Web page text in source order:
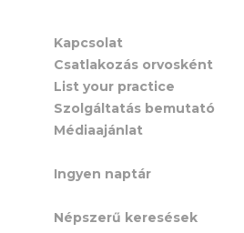
Kapcsolat
Csatlakozás orvosként
List your practice
Szolgáltatás bemutató
Médiaajánlat
Ingyen naptár
Népszerű keresések